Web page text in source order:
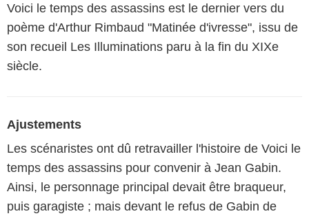
Voici le temps des assassins est le dernier vers du
poème d'Arthur Rimbaud "Matinée d'ivresse", issu de
son recueil Les Illuminations paru à la fin du XIXe
siècle.
Ajustements
Les scénaristes ont dû retravailler l'histoire de Voici le
temps des assassins pour convenir à Jean Gabin.
Ainsi, le personnage principal devait être braqueur,
puis garagiste ; mais devant le refus de Gabin de